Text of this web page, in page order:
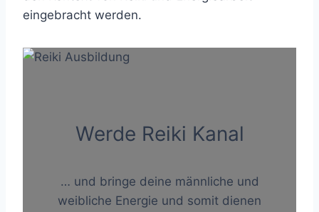
eingebracht werden.
Werde Reiki Kanal
… und bringe deine männliche und
weibliche Energie und somit dienen